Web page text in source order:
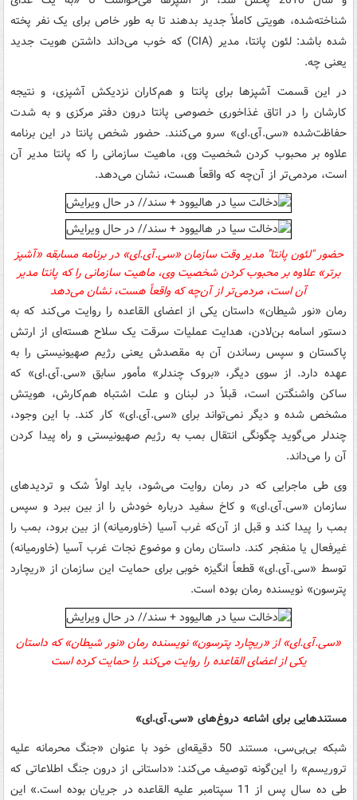
شناخته‌شده، هویتی کاملاً جدید بدهند تا به طور خاص برای یک نفر پخته
شده باشد: لئون پانتا، مدیر (CIA)
که خوب می‌داند داشتن هویت جدید
یعنی چه.
در این قسمت آشپزها برای پانتا و هم‌کاران نزدیکش آشپزی، و نتیجه
کارشان را در اتاق غذاخوری خصوصی پانتا درون دفتر مرکزی و به شدت
حفاظت‌شده «سی.‌آی.ای» سرو می‌کنند. حضور شخص پانتا در این برنامه
علاوه بر محبوب کردن شخصیت وی، ماهیت سازمانی را که پانتا مدیر آن
است، مردمی‌تر از آن‌چه که واقعاً هست، نشان می‌دهد.
حضور"لئون پانتا" مدیر وقت سازمان«سی.‌آی.ای» در برنامهمسابقه «آشپز
برتر»علاوه بر محبوب کردن شخصیت وی، ماهیت سازمانی را که پانتا مدیر
آن است، مردمی‌تر از آن‌چه که واقعاً هست، نشان می‌دهد
رمان «نور شیطان» داستان یکی از اعضای القاعده را روایت می‌کند که به
دستور اسامه بن‌لادن، هدایت عملیات سرقت یک سلاح هسته‌ای از ارتش
پاکستان و سپس رساندن آن به مقصدش یعنی رژیم صهیونیستی را به
عهده دارد. از سوی دیگر، «بروک چندلر» مأمور سابق «سی.‌آی.ای» که
ساکن واشنگتن است، قبلاً در لبنان و علت اشتباه هم‌کارش، هویتش
مشخص شده و دیگر نمی‌تواند برای «سی.‌آی.ای» کار کند. با این وجود،
چندلر می‌گوید چگونگی انتقال بمب به رژیم صهیونیستی و راه پیدا کردن
آن را می‌داند.
وی طی ماجرایی که در رمان روایت می‌شود، باید اولاً شک و تردیدهای
سازمان «سی.‌آی.ای» و کاخ سفید درباره خودش را از بین ببرد و سپس
بمب را پیدا کند و قبل از آن‌که غرب آسیا (خاورمیانه) از بین برود، بمب را
غیرفعال یا منفجر کند. داستان رمان و موضوع نجات غرب آسیا (خاورمیانه)
توسط «سی.‌آی.ای» قطعاً انگیزه خوبی برای حمایت این سازمان از «ریچارد
پترسون» نویسنده رمان بوده است.
«سی.‌آی.ای»از «ریچارد پترسون» نویسنده رمان«نور شیطان» که داستان
یکی از اعضای القاعده را روایت می‌کند را حمایت کرده است
مستندهایی برای اشاعه دروغ‌های «سی.‌آی.ای»
شبکه بی‌بی‌سی، مستند 50 دقیقه‌ای خود با عنوان «جنگ محرمانه علیه
تروریسم» را این‌گونه توصیف می‌کند: «داستانی از درون جنگ اطلاعاتی که
طی ده سال پس از 11 سپتامبر علیه القاعده در جریان بوده است.» این